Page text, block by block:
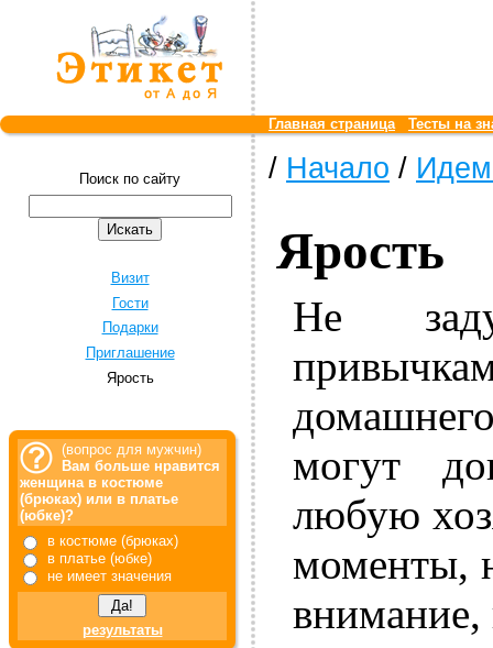
Главная страница Тесты на
Поиск по сайту
Визит
Гости
Подарки
Приглашение
Ярость
(вопрос для мужчин)
Вам больше нравится
женщина в костюме
(брюках) или в платье
(юбке)?
в костюме (брюках)
в платье (юбке)
не имеет значения
результаты
/ Начало / Идем
Ярость
Не
могут
любую
моменты,
внимание,